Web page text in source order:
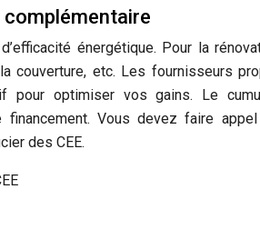
complémentaire
énergétique. Pour la
couverture, etc. Les fournisseurs
pour optimiser vos gains. Le
financement. Vous devez faire
des CEE.